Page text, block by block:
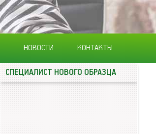
НОВОСТИ КОНТАКТЫ
СПЕЦИАЛИСТ НОВОГО ОБРАЗЦА